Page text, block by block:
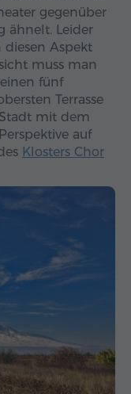
gegenüber
ähnelt. Leider
Aspekt
muss man
fünf
Terrasse
mit dem
auf
Klosters Chor